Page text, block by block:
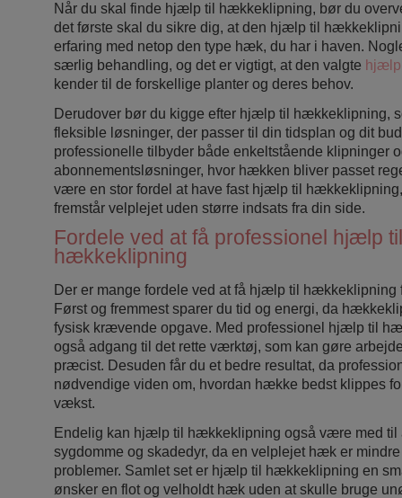
Når du skal finde hjælp til hækkeklipning, bør du
det første skal du sikre dig, at den hjælp til
erfaring med netop den type hæk, du har i haven.
særlig behandling, og det er vigtigt, at den valgte
kender til de forskellige planter og deres behov.
Derudover bør du kigge efter hjælp til hækkeklipning,
fleksible løsninger, der passer til din tidsplan og dit
professionelle tilbyder både enkeltstående klipninger
abonnementsløsninger, hvor hækken bliver passet
være en stor fordel at have fast hjælp til
fremstår velplejet uden større indsats fra din side.
Fordele ved at få professionel hjælp til
hækkeklipning
Der er mange fordele ved at få hjælp til hækkeklipning
Først og fremmest sparer du tid og energi, da
fysisk krævende opgave. Med professionel hjælp til
også adgang til det rette værktøj, som kan gøre
præcist. Desuden får du et bedre resultat, da
nødvendige viden om, hvordan hække bedst klippes
vækst.
Endelig kan hjælp til hækkeklipning også være med til
sygdomme og skadedyr, da en velplejet hæk er
problemer. Samlet set er hjælp til hækkeklipning en
ønsker en flot og velholdt hæk uden at skulle bruge